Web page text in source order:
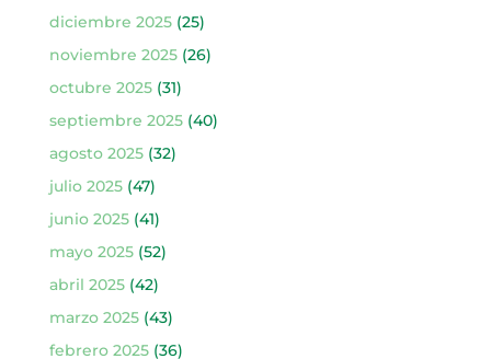
diciembre 2025(25)
noviembre 2025(26)
octubre 2025(31)
septiembre 2025(40)
agosto 2025(32)
julio 2025(47)
junio 2025(41)
mayo 2025(52)
abril 2025(42)
marzo 2025(43)
febrero 2025(36)